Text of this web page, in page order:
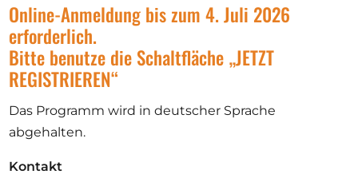
Online-Anmeldung bis zum 4. Juli 2026
erforderlich.
Bitte benutze die Schaltfläche „JETZT
REGISTRIEREN“
Das Programm wird in deutscher Sprache
abgehalten.
Kontakt